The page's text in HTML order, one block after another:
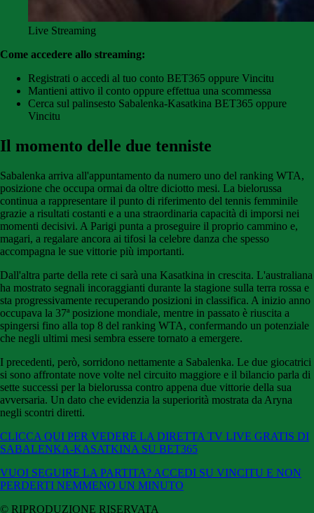
Live Streaming
Come accedere allo streaming:
Registrati o accedi al tuo conto BET365 oppure Vincitu
Mantieni attivo il conto oppure effettua una scommessa
Cerca sul palinsesto Sabalenka-Kasatkina BET365 oppure
Vincitu
Il momento delle due tenniste
Sabalenka arriva all'appuntamento da numero uno del ranking WTA,
posizione che occupa ormai da oltre diciotto mesi. La bielorussa
continua a rappresentare il punto di riferimento del tennis femminile
grazie a risultati costanti e a una straordinaria capacità di imporsi nei
momenti decisivi. A Parigi punta a proseguire il proprio cammino e,
magari, a regalare ancora ai tifosi la celebre danza che spesso
accompagna le sue vittorie più importanti.
Dall'altra parte della rete ci sarà una Kasatkina in crescita. L'australiana
ha mostrato segnali incoraggianti durante la stagione sulla terra rossa e
sta progressivamente recuperando posizioni in classifica. A inizio anno
occupava la 37ª posizione mondiale, mentre in passato è riuscita a
spingersi fino alla top 8 del ranking WTA, confermando un potenziale
che negli ultimi mesi sembra essere tornato a emergere.
I precedenti, però, sorridono nettamente a Sabalenka. Le due giocatrici
si sono affrontate nove volte nel circuito maggiore e il bilancio parla di
sette successi per la bielorussa contro appena due vittorie della sua
avversaria. Un dato che evidenzia la superiorità mostrata da Aryna
negli scontri diretti.
CLICCA QUI PER VEDERE LA DIRETTA TV LIVE GRATIS DI
SABALENKA-KASATKINA SU BET365
VUOI SEGUIRE LA PARTITA? ACCEDI SU VINCITU E NON
PERDERTI NEMMENO UN MINUTO
© RIPRODUZIONE RISERVATA